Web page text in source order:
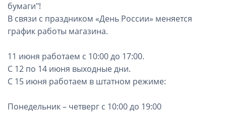
бумаги"!
В связи с праздником «День России» меняется
график работы магазина.
11 июня работаем с 10:00 до 17:00.
С 12 по 14 июня выходные дни.
С 15 июня работаем в штатном режиме:
Понедельник – четверг с 10:00 до 19:00